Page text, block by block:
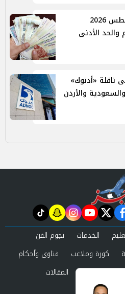
موعد صرف مرتبات أغسطس 2026
الأدنى
ناقلة «أدنوك»
والأردن
facebook
twitter
youtube
instagram
snapchat
tiktok
الخدمات
نجوم الفن
كورة وملاعب
فتاوى وأحكام
حوادث ومحاكم
المقالات